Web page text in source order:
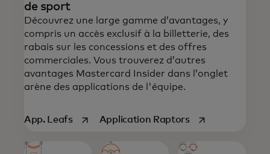
de sport
Découvrez une large gamme d’avantages, y
compris un accès exclusif à la billetterie, des
rabais sur les concessions et des offres
commerciales. Vous trouverez d’autres
avantages Mastercard Insider dans l’onglet
arène des applications de l'équipe.
App. Leafss’ouvre dans un nouvel onglet
Application Raptorss’ouvre dans un